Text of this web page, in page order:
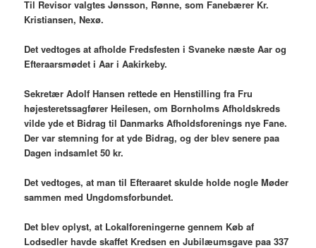
Til Revisor valgtes Jønsson, Rønne, som Fanebærer Kr.
Kristiansen, Nexø.
Det vedtoges at afholde Fredsfesten i Svaneke næste Aar og
Efteraarsmødet i Aar i Aakirkeby.
Sekretær Adolf Hansen rettede en Henstilling fra Fru
højesteretssagfører Heilesen, om Bornholms Afholdskreds
vilde yde et Bidrag til Danmarks Afholdsforenings nye Fane.
Der var stemning for at yde Bidrag, og der blev senere paa
Dagen indsamlet 50 kr.
Det vedtoges, at man til Efteraaret skulde holde nogle Møder
sammen med Ungdomsforbundet.
Det blev oplyst, at Lokalforeningerne gennem Køb af
Lodsedler havde skaffet Kredsen en Jubilæumsgave paa 337